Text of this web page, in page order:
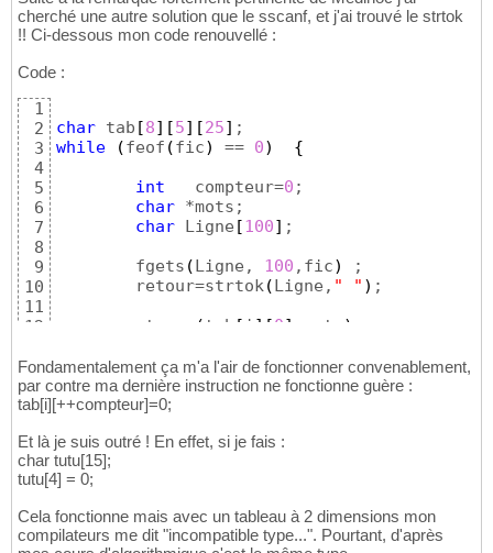
cherché une autre solution que le sscanf, et j'ai trouvé le strtok
!! Ci-dessous mon code renouvellé :
Code :
1
2
3
4
5
6
7
8
9
10
11
12
14
15
16
18
19
20
22
23
char tab [8] [5] [25]
while
(feof (fic) == 0)
{
int
   compteur=
0 ;
char *mots;
char Ligne [100] ;
	fgets
(Ligne, 100 ,fic)
;
	retour=strtok
(Ligne, " " ) ;
	strcpy
( tab [ i ] [0] ,mots )
do{
           mots=strtok
( (char *) 0," "
if
}
} while
	i++;
Fondamentalement ça m'a l'air de fonctionner convenablement,
par contre ma dernière instruction ne fonctionne guère :
tab[i][++compteur]=0;
Et là je suis outré ! En effet, si je fais :
char tutu[15];
tutu[4] = 0;
Cela fonctionne mais avec un tableau à 2 dimensions mon
compilateurs me dit "incompatible type...". Pourtant, d'après